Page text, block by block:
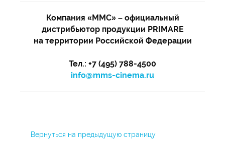
Компания «ММС» – официальный
дистрибьютор продукции PRIMARE
на территории Российской Федерации
Тел.: +7 (495) 788-4500
info@mms-cinema.ru
Вернуться на предыдущую страницу